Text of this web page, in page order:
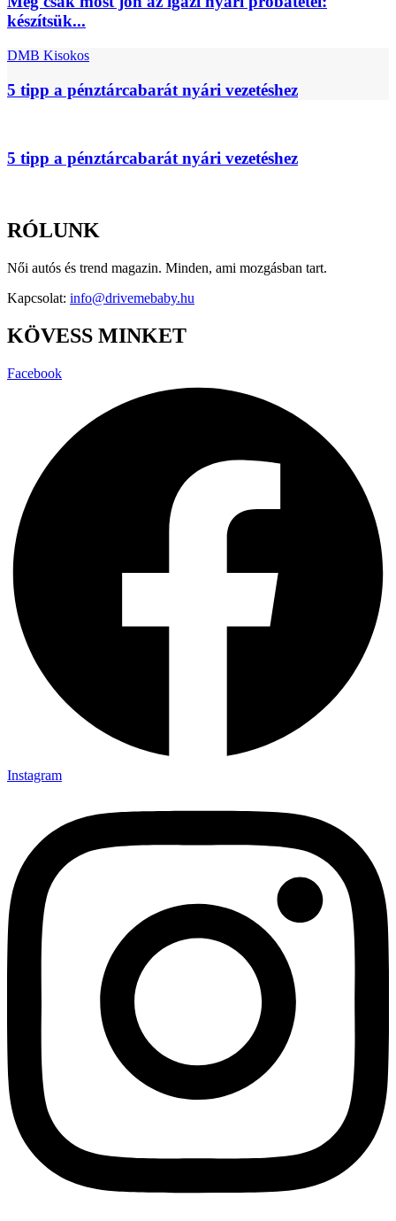
készítsük...
DMB Kisokos
5 tipp a pénztárcabarát nyári vezetéshez
5 tipp a pénztárcabarát nyári vezetéshez
RÓLUNK
Női autós és trend magazin. Minden, ami mozgásban tart.
Kapcsolat: info@drivemebaby.hu
KÖVESS MINKET
Facebook
Instagram